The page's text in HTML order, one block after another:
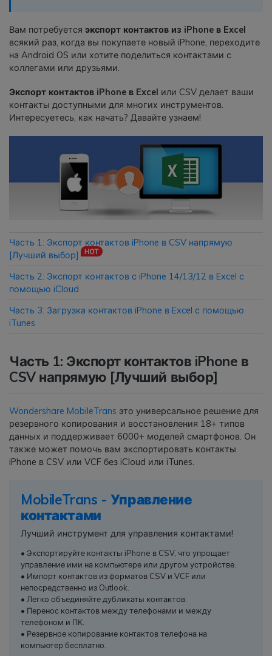
другое со смартфона на смартфон,
со смартфона на ПК и наоборот.
Резервное копирование и
Создавайте резервные копии для
18+ типов данных и данных
восстанавливайте резервные
Перенос плейлистов
сервиса на другой.
WhatsApp Business без сброса
настроек к заводским.
Приложение MobileTrans
Передавайте данные смартфона,
данные WhatsApp и файлы между
устройствами.
Вам потребуется экспорт контактов из iPhone в Excel
всякий раз, когда вы покупаете новый iPhone, переходите
на Android OS или хотите поделиться контактами с
коллегами или друзьями.
Экспорт контактов iPhone в Excel или CSV делает ваши
контакты доступными для многих инструментов.
Интересуетесь, как начать? Давайте узнаем!
Часть 1: Экспорт контактов iPhone в CSV напрямую
[Лучший выбор]
Часть 2: Экспорт контактов с iPhone 14/13/12 в Excel с
помощью iCloud
Часть 3: Загрузка контактов iPhone в Excel с помощью
iTunes
Часть 1: Экспорт контактов iPhone в
CSV напрямую [Лучший выбор]
Wondershare MobileTrans это универсальное решение для
резервного копирования и восстановления 18+ типов
данных и поддерживает 6000+ моделей смартфонов. Он
также может помочь вам экспортировать контакты
iPhone в CSV или VCF без iCloud или iTunes.
MobileTrans - Управление
контактами
Лучший инструмент для управления контактами!
• Экспортируйте контакты iPhone в CSV, что упрощает
управление ими на компьютере или другом устройстве.
• Импорт контактов из форматов CSV и VCF или
непосредственно из Outlook.
• Легко объединяйте дубликаты контактов.
• Перенос контактов между телефонами и между
телефоном и ПК.
• Резервное копирование контактов телефона на
компьютер бесплатно.